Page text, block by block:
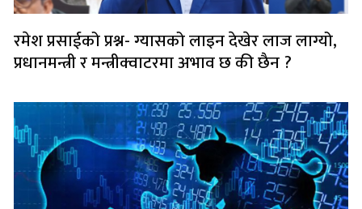
रमेश प्रसाईको प्रश्न- ग्यासको लाइन देखेर लाज लाग्यो,
प्रधानमन्त्री र मन्त्रीक्वाटरमा अभाव छ की छैन ?